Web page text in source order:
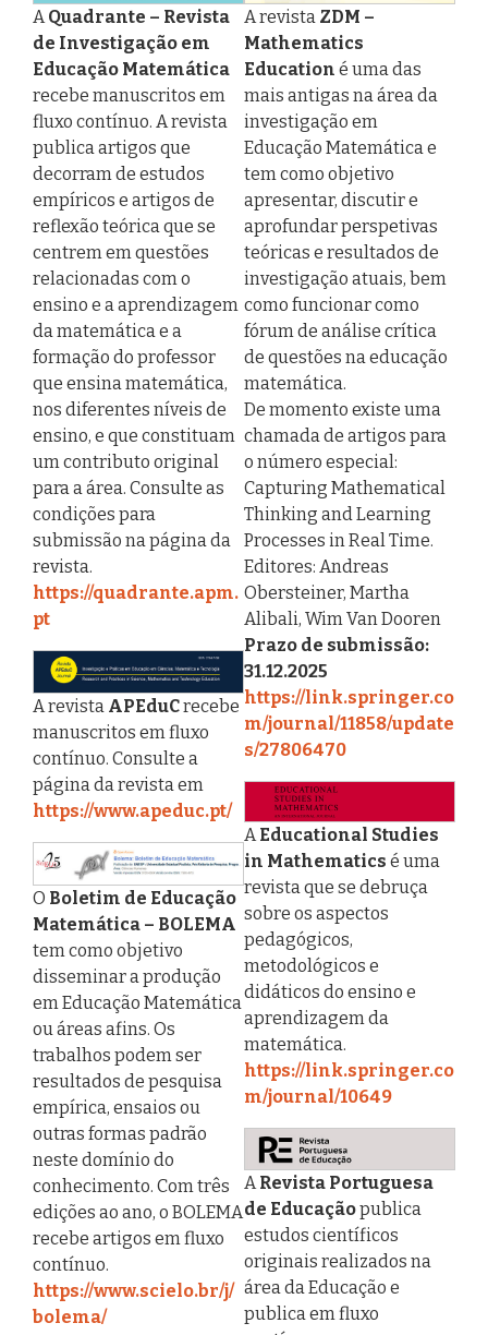
AQuadrante – Revista
de Investigação em
Educação Matemática
recebe manuscritos em
fluxo contínuo. A revista
publica artigos que
decorram de estudos
empíricos e artigos de
reflexão teórica que se
centrem em questões
relacionadas com o
ensino e a aprendizagem
da matemática e a
formação do professor
que ensina matemática,
nos diferentes níveis de
ensino, e que constituam
um contributo original
para a área. Consulte as
condições para
submissão na página da
revista.
https://quadrante.apm.
pt
A revista APEduCrecebe
manuscritos em fluxo
contínuo. Consulte a
página da revista em
https://www.apeduc.pt/
O Boletim de Educação
Matemática – BOLEMA
tem como objetivo
disseminar a produção
em Educação Matemática
ou áreas afins. Os
trabalhos podem ser
resultados de pesquisa
empírica, ensaios ou
outras formas padrão
neste domínio do
conhecimento. Com três
edições ao ano, o BOLEMA
recebe artigos em fluxo
contínuo.
https://www.scielo.br/j/
bolema/
A revista ZDM –
Mathematics
Education é uma das
mais antigas na área da
investigação em
Educação Matemática e
tem como objetivo
apresentar, discutir e
aprofundar perspetivas
teóricas e resultados de
investigação atuais, bem
como funcionar como
fórum de análise crítica
de questões na educação
matemática.
De momento existe uma
chamada de artigos para
o número especial:
Capturing Mathematical
Thinking and Learning
Processes in Real Time.
Editores: Andreas
Obersteiner, Martha
Alibali, Wim Van Dooren
Prazo de submissão:
31.12.2025
https://link.springer.co
m/journal/11858/update
s/27806470
A Educational Studies
in Mathematics é uma
revista que se debruça
sobre os aspectos
pedagógicos,
metodológicos e
didáticos do ensino e
aprendizagem da
matemática.
https://link.springer.co
m/journal/10649
ARevista Portuguesa
de Educaçãopublica
estudos científicos
originais realizados na
área da Educação e
publica em fluxo